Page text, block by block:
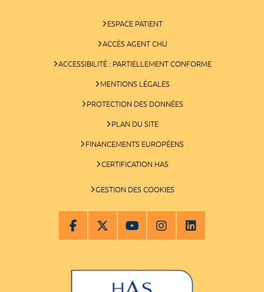
ESPACE PATIENT
ACCÈS AGENT CHU
ACCESSIBILITÉ : PARTIELLEMENT CONFORME
MENTIONS LÉGALES
PROTECTION DES DONNÉES
PLAN DU SITE
FINANCEMENTS EUROPÉENS
CERTIFICATION HAS
GESTION DES COOKIES